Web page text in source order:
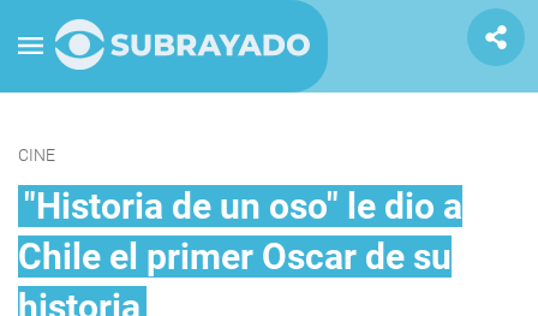
CINE
"Historia de un oso" le dio a
Chile el primer Oscar de su
historia